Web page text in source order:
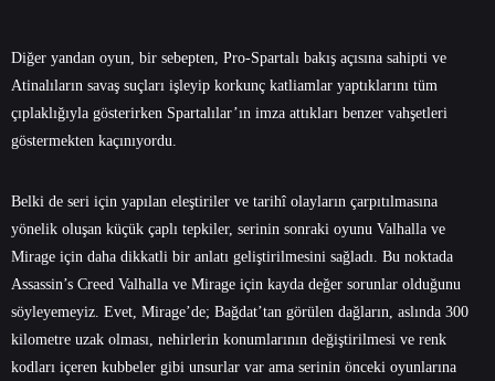
Diğer yandan oyun, bir sebepten, Pro-Spartalı bakış açısına sahipti ve
Atinalıların savaş suçları işleyip korkunç katliamlar yaptıklarını tüm
çıplaklığıyla gösterirken Spartalılar’ın imza attıkları benzer vahşetleri
göstermekten kaçınıyordu.
Belki de seri için yapılan eleştiriler ve tarihî olayların çarpıtılmasına
yönelik oluşan küçük çaplı tepkiler, serinin sonraki oyunu Valhalla ve
Mirage için daha dikkatli bir anlatı geliştirilmesini sağladı. Bu noktada
Assassin’s Creed Valhalla ve Mirage için kayda değer sorunlar olduğunu
söyleyemeyiz. Evet, Mirage’de; Bağdat’tan görülen dağların, aslında 300
kilometre uzak olması, nehirlerin konumlarının değiştirilmesi ve renk
kodları içeren kubbeler gibi unsurlar var ama serinin önceki oyunlarına